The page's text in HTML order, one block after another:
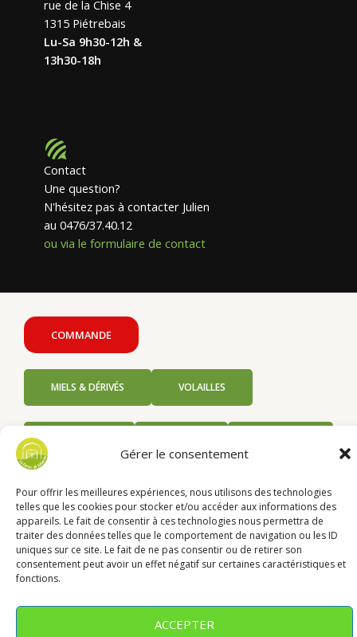
Gérer le consentement
Pour offrir les meilleures expériences, nous utilisons des technologies
telles que les cookies pour stocker et/ou accéder aux informations des
appareils. Le fait de consentir à ces technologies nous permettra de
traiter des données telles que le comportement de navigation ou les ID
uniques sur ce site. Le fait de ne pas consentir ou de retirer son
consentement peut avoir un effet négatif sur certaines caractéristiques et
fonctions.
ACCEPTER
rue de la Chise 4
1315 Piétrebais
Lu-Sa 9h30-12h &
13h30-18h
Contact
Une question?
N'hésitez pas à contacter Julien
au 0476/37.40.12
ou via le formulaire de contact
COMMANDE
MIELS & DÉRIVÉS VOLAILLES
PORC
Menu
Copyright : La Ferme de Julien